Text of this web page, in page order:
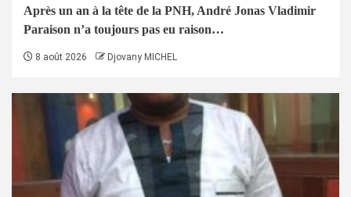
Après un an à la tête de la PNH, André Jonas Vladimir
Paraison n’a toujours pas eu raison…
8 août 2026 Djovany MICHEL